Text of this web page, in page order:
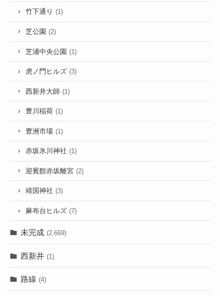
竹下通り (1)
芝公園 (2)
芝浦中央公園 (1)
虎ノ門ヒルズ (3)
西新井大師 (1)
豊川稲荷 (1)
豊洲市場 (1)
赤坂氷川神社 (1)
迎賓館赤坂離宮 (2)
靖国神社 (3)
麻布台ヒルズ (7)
未完成 (2,669)
西新井 (1)
路線 (4)